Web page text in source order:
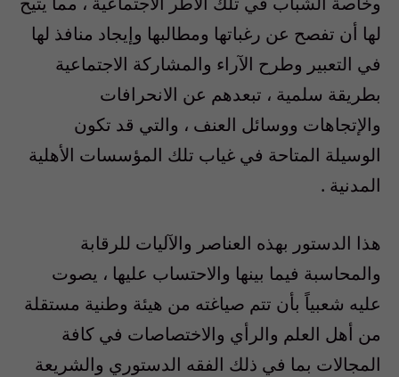
لها أن تفصح عن رغباتها ومطالبها وإيجاد منافذ لها
في التعبير وطرح الآراء والمشاركة الاجتماعية
بطريقة سلمية ، تبعدهم عن الانحرافات
والإتجاهات ووسائل العنف ، والتي قد تكون
الوسيلة المتاحة في غياب تلك المؤسسات الأهلية
المدنية .
هذا الدستور بهذه العناصر والآليات للرقابة
والمحاسبة فيما بينها والاحتساب عليها ، يصوت
عليه شعبياً بأن تتم صياغته من هيئة وطنية مستقلة
من أهل العلم والرأي والاختصاصات في كافة
المجالات بما في ذلك الفقه الدستوري والشريعة